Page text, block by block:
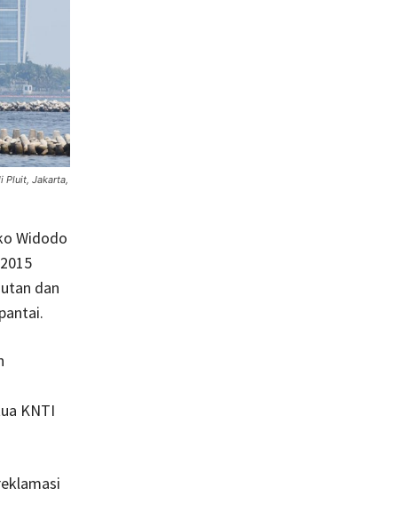
Pluit, Jakarta,
Widodo
dan
KNTI